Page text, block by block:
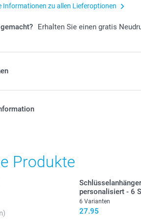
Informationen zu allen Lieferoptionen
Erhalten Sie einen gratis
Taschen mit leckeren
Produkte
personalisiert - 6
6 Varianten
27.95